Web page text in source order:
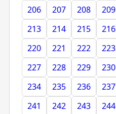
206
207 208 209
213
214 215 216
220
221 222 223
227
228 229 230
234
235 236 237
241
242 243 244